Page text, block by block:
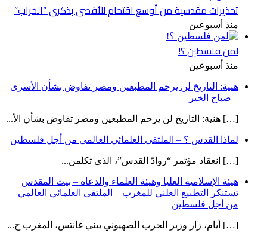
تحذيرات مقدسية من أوسع اقتحام للأقصى بذكرى “الخراب”
منذ أسبوعين
لمن فلسطين ؟!
منذ أسبوعين
هنية: التاريخ لن يرحم المطبعين ومصر تفاوض بشأن الأسرى
– صباح الخير
[…] هنية: التاريخ لن يرحم المطبعين ومصر تفاوض بشأن الأ...
لماذا القدس ؟ – الملتقى العلمائي العالمي من أجل فلسطين
[…] انعقاد مؤتمر “روادّ القدس”، الذي تكلمن...
هيئة الإسلامية العليا وهيئة العلماء والدعاة – بيت المقدس
تستنكر التطبيع العلني للمغرب – الملتقى العلمائي العالمي
من أجل فلسطين
[…] أيام، زار وزير الحرب الصهيوني بيني غانتس، المغرب ح...